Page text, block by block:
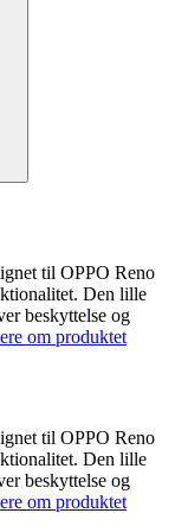
til OPPO Reno
Den lille
beskyttelse og
om produktet
til OPPO Reno
Den lille
beskyttelse og
om produktet